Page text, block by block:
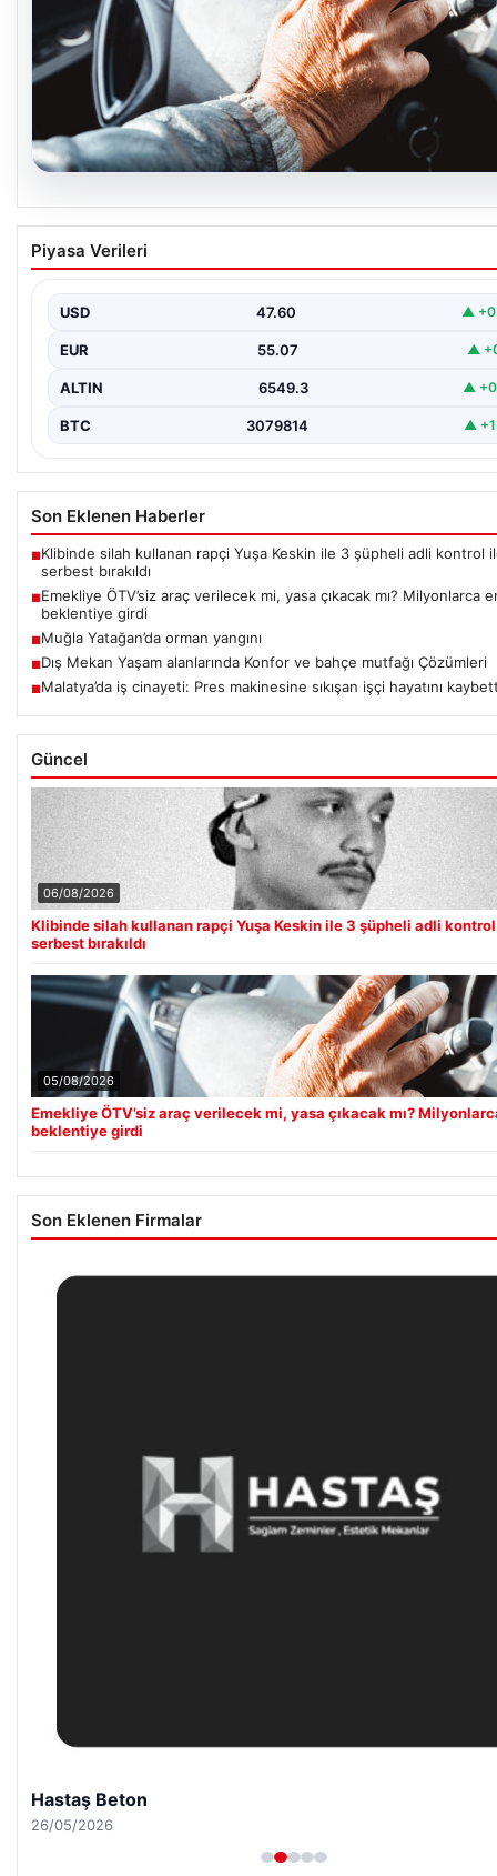
Emekliye ÖTV’siz araç verilecek mi, yasa
mı? Milyonlarca emekli beklentiye girdi
Piyasa Verileri
USD 47.60 ▲
EUR 55.07 ▲
ALTIN 6549.3 ▲
BTC 3079814 ▲
Son Eklenen Haberler
■Klibinde silah kullanan rapçi Yuşa Keskin ile 3 şüpheli adli kontrol
serbest bırakıldı
■Emekliye ÖTV’siz araç verilecek mi, yasa çıkacak mı? Milyonlarca
beklentiye girdi
■Muğla Yatağan’da orman yangını
■Dış Mekan Yaşam alanlarında Konfor ve bahçe mutfağı Çözümleri
■Malatya’da iş cinayeti: Pres makinesine sıkışan işçi hayatını
Güncel
06/08/2026
Klibinde silah kullanan rapçi Yuşa Keskin ile 3 şüpheli adli
serbest bırakıldı
05/08/2026
Emekliye ÖTV’siz araç verilecek mi, yasa çıkacak mı?
beklentiye girdi
Son Eklenen Firmalar
Hastaş Beton
26/05/2026